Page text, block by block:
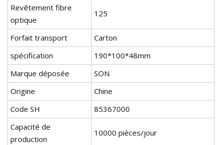
Revêtement fibre
optique
125
Forfait transport
Carton
spécification
190*100*48mm
Marque déposée
SON
Origine
Chine
Code SH
85367000
Capacité de
production
10000 pièces/jour